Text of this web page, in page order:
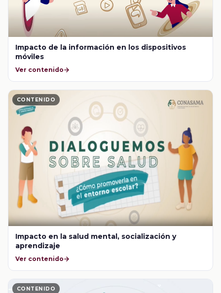
Impacto de la información en los dispositivos
móviles
Ver contenido
CONTENIDO
Impacto en la salud mental, socialización y
aprendizaje
Ver contenido
CONTENIDO